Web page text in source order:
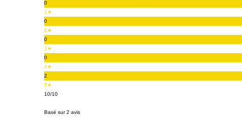
0
1★
0
2★
0
3★
0
4★
2
5★
10/10
Basé sur 2 avis